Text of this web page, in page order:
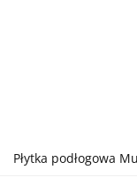
Płytka podłogowa